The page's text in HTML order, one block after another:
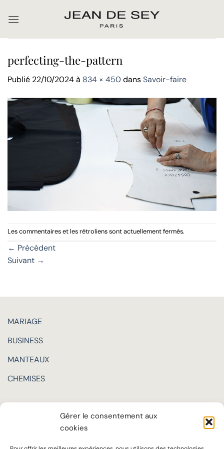
Gérer le consentement aux
cookies
perfecting-the-pattern
Publié 22/10/2024à 834 × 450dansSavoir-faire
Les commentaires et les rétroliens sont actuellement fermés.
← Précédent
Suivant →
MARIAGE
BUSINESS
MANTEAUX
CHEMISES